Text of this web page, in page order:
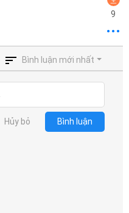
9
Bình luận mới nhất
Hủy bỏ Bình luận